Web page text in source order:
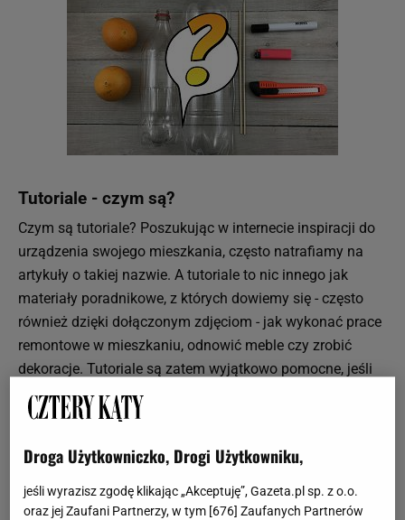
Tutoriale - czym są?
Czym są tutoriale? Poszukując w internecie inspiracji do
urządzenia swojego mieszkania, często natrafiamy na
artykuły o takiej nazwie. A tutoriale to nic innego jak
materiały poradnikowe, z których dowiemy się - często
również dzięki dołączonym zdjęciom - jak wykonać prace
remontowe w mieszkaniu, odnowić meble czy zrobić
dekoracje. Tutoriale są zatem wyjątkowo pomocne, jeśli
nie mamy w planach zatrudnienia ekipy remontowej lub
chcemy poświęcić własny czas na takie prace. Tutoriale
magazynach wnętrzarskich, a jeśli mieszkamy w dużym
mieście - warto skorzystać z warsztatów, które pomagają
zdobyć przydatne umiejętności.
Droga Użytkowniczko, Drogi Użytkowniku,
jeśli wyrazisz zgodę klikając „Akceptuję”, Gazeta.pl sp. z o.o.
oraz jej Zaufani Partnerzy, w tym [676] Zaufanych Partnerów